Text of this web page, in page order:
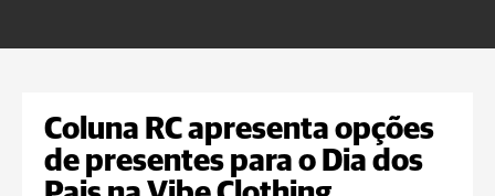
Coluna RC apresenta opções
de presentes para o Dia dos